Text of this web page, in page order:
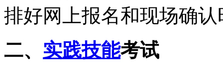
排好网上报名和现场确认
二、 实践技能考试